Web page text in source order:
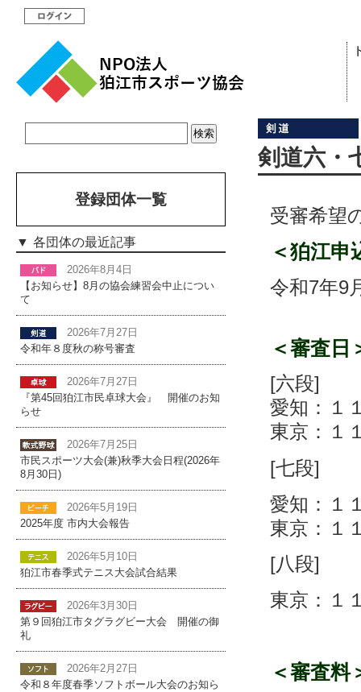
剣道六・
受審希望
＜狛江申
令和7年9
＜審査日
[六段]
愛知：１
東京：
[七段]
愛知：１
東京：１
[八段]
東京：１
＜審査料
登録団体一覧
各団体の最近記事
2026年8月4日
【お知らせ】8月の協会練習会中止につい
て
2026年7月27日
令和年８度秋の称号審査
2026年7月27日
『第45回狛江市民卓球大会』 開催のお知
らせ
2026年7月25日
市民スポーツ大会(兼)秋季大会日程(2026年
8月30日)
2026年5月19日
2025年度 市内大会報告
2026年5月10日
狛江市春季式テニス大会試合結果
2026年3月30日
第９回狛江市タグラグビー大会 開催の御
礼
2026年2月27日
令和８年度春季ソフトボール大会のお知ら